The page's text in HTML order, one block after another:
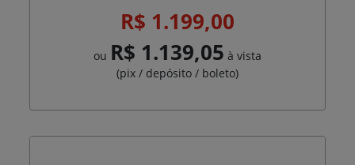
R$ 1.199,00
ou R$ 1.139,05 à vista
(pix / depósito / boleto)